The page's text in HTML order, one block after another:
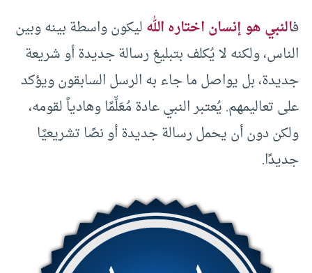
فالنبي هو إنسان اختاره اللهليكون واسطة بينه وبين
الناس، ولكنه لا يُكلف بتبليغ رسالة جديدة أو شريعة
جديدة، بل يواصل ما جاء به الرسل السابقون ويؤكد
على تعاليمهم. يُعتبر النبي عادة مُعَلِّمًا وهادياً لقومه،
ولكن دون أن يحمل رسالة جديدة أو نصًا تشريعيًا
جديدًا.